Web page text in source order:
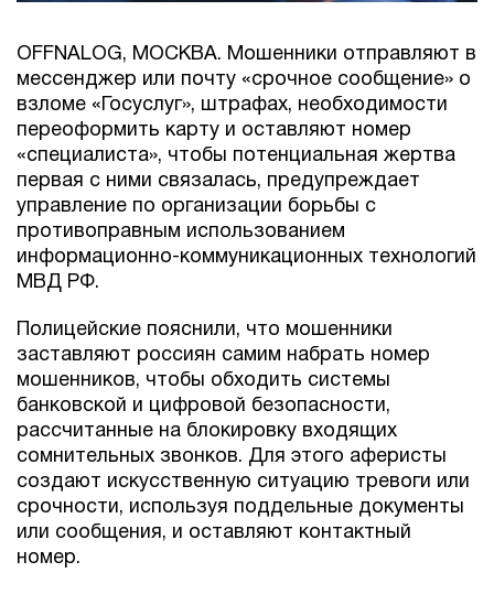
OFFNALOG, МОСКВА. Мошенники отправляют в
мессенджер или почту «срочное сообщение» о
взломе «Госуслуг», штрафах, необходимости
переоформить карту и оставляют номер
«специалиста», чтобы потенциальная жертва
первая с ними связалась, предупреждает
управление по организации борьбы с
противоправным использованием
информационно-коммуникационных технологий
МВД РФ.
Полицейские пояснили, что мошенники
заставляют россиян самим набрать номер
мошенников, чтобы обходить системы
банковской и цифровой безопасности,
рассчитанные на блокировку входящих
сомнительных звонков. Для этого аферисты
создают искусственную ситуацию тревоги или
срочности, используя поддельные документы
или сообщения, и оставляют контактный
номер.